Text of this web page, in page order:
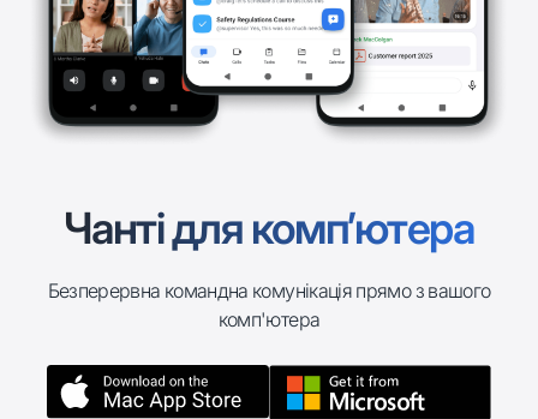
Чанті для комп’ютера
Безперервна командна комунікація прямо з вашого
комп'ютера